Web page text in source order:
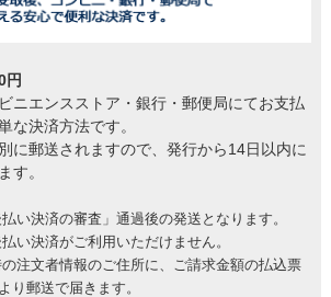
円
ニエンスストア・銀行・郵便局にてお支払
な決済方法です。
に郵送されますので、発行から14日以内に
す。
い決済の審査」通過後の発送となります。
い決済がご利用いただけません。
注文者情報のご住所に、ご請求金額の払込票
り郵送で届きます。